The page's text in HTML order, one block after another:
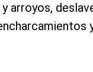
arroyos,